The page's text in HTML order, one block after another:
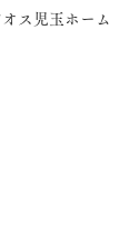
ス児玉ホーム